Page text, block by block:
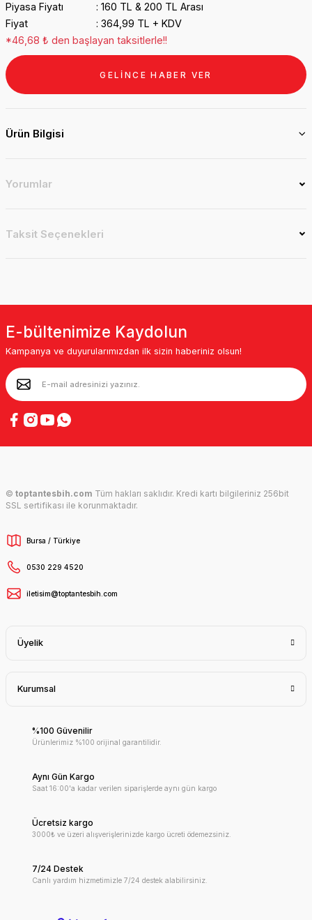
Piyasa Fiyatı
160 TL & 200 TL Arası
Fiyat
364,99 TL + KDV
*46,68 ₺ den başlayan taksitlerle!!
GELİNCE HABER VER
Ürün Bilgisi
Yorumlar
Taksit Seçenekleri
E-bültenimize Kaydolun
Kampanya ve duyurularımızdan ilk sizin haberiniz olsun!
© toptantesbih.com Tüm hakları saklıdır. Kredi kartı bilgileriniz 256bit
SSL sertifikası ile korunmaktadır.
Bursa / Türkiye
0530 229 4520
iletisim@toptantesbih.com
Üyelik
Kurumsal
%100 Güvenilir
Ürünlerimiz %100 orijinal garantilidir.
Aynı Gün Kargo
Saat 16:00'a kadar verilen siparişlerde aynı gün kargo
Ücretsiz kargo
3000₺ ve üzeri alışverişlerinizde kargo ücreti ödemezsiniz.
7/24 Destek
Canlı yardım hizmetimizle 7/24 destek alabilirsiniz.